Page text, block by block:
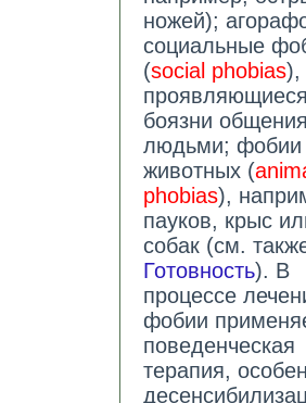
ножей);
социальные
(social phobias),
боязни
людьми; фобии
животных (
phobias),
пауков, крыс
собак (см.
Готовность). В
процессе
фобии
поведенческая
терапия,